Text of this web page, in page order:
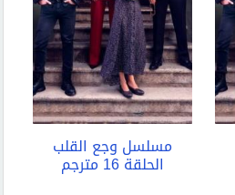
مسلسل وجع القلب
الحلقة 16 مترجم